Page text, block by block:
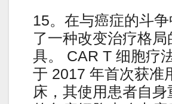
15。在与癌症的斗
了一种改变治疗格局
具。 CAR T 细胞疗
于 2017 年首次获准
床，其使用患者自身